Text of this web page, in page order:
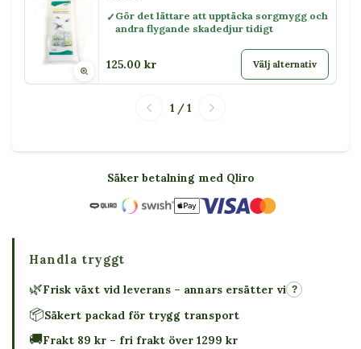
Gör det lättare att upptäcka sorgmygg och
andra flygande skadedjur tidigt
125.00 kr Välj alternativ
1 / 1
Säker betalning med Qliro
Handla tryggt
🌿Frisk växt vid leverans – annars ersätter vi ?
📦Säkert packad för trygg transport
🚚Frakt 89 kr – fri frakt över 1299 kr